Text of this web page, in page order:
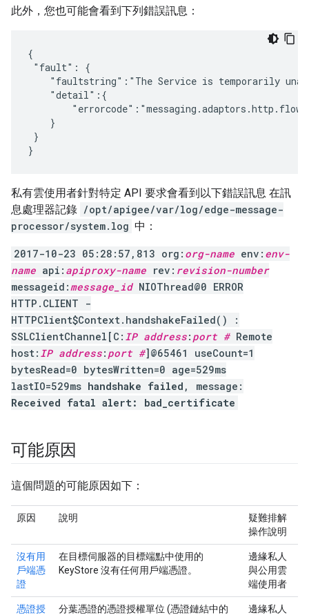
此外，您也可能會看到下列錯誤訊息：
{
"fault": {
"faultstring":"The Service is temporarily
    "detail":{
    }
}
}
私有雲使用者針對特定 API 要求會看到以下錯誤訊息 在訊
息處理器記錄 /opt/apigee/var/log/edge-message-
processor/system.log 中：
2017-10-23 05:28:57,813 org: org-name env: env-
name api: apiproxy-name rev: revision-number
messageid:message_idNIOThread@0 ERROR
HTTP.CLIENT -
HTTPClient$Context.handshakeFailed() :
SSLClientChannel[C: IP address: port #Remote
host: IP address: port #]@65461 useCount=1
bytesRead=0 bytesWritten=0 age=529ms
lastIO=529ms handshake failed , message:
Received fatal alert: bad_certificate
可能原因
這個問題的可能原因如下：
原因 說明
疑難排解
操作說明
沒有用
戶端憑
證
在目標伺服器的目標端點中使用的
KeyStore 沒有任何用戶端憑證。
邊緣私人
與公用雲
端使用者
憑證授
分葉憑證的憑證授權單位 (憑證鏈結中的
邊緣私人